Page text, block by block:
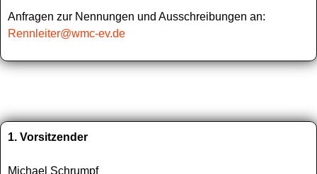
Anfragen zur Nennungen und Ausschreibungen an:
Rennleiter@wmc-ev.de
1. Vorsitzender
Michael Schrumpf